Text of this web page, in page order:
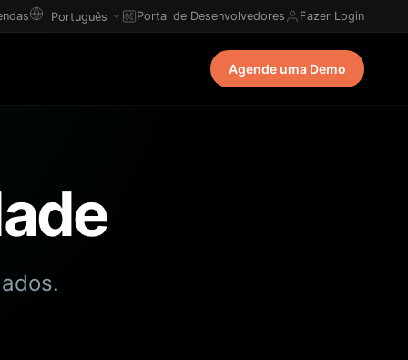
Portal de Desenvolvedores Fazer Login
Agende uma Demo